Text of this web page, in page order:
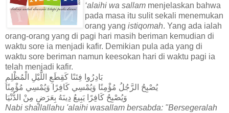
‘alaihi wa sallam menjelaskan bahwa
pada masa itu sulit sekali menemukan
orang yang istiqomah. Yang ada ialah
orang-orang yang di pagi hari masih beriman kemudian di
waktu sore ia menjadi kafir. Demikian pula ada yang di
waktu sore beriman namun keesokan hari di waktu pagi ia
telah menjadi kafir.
بَادِرُوا فِتَنًا كَقِطَعِ اللَّيْلِ الْمُظْلِمِ
يُصْبِحُ الرَّجُلُ مُؤْمِنًا وَيُمْسِي كَافِرًا وَيُمْسِي مُؤْمِنًا
وَيُصْبِحُ كَافِرًا يَبِيعُ دِينَهُ بِعَرَضٍ مِنْ الدُّنْيَا
Nabi shallallahu 'alaihi wasallam bersabda: "Bersegeralah